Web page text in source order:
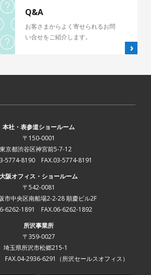
Q&A
お客さまからよく寄せられるお問
い合せをご紹介します。
本社・表参道ショールーム
〒150-0001
東京都渋谷区神宮前5-7-12
5774-8190 FAX.03-5774-8191
大阪オフィス・ショールーム
〒542-0081
市中央区南船場2-2-28 順慶ビル2F
6262-1891 FAX.06-6262-1892
所沢事業所
〒359-0027
埼玉県所沢市松郷215-1
2936-6291 （所沢セールスオフィス）